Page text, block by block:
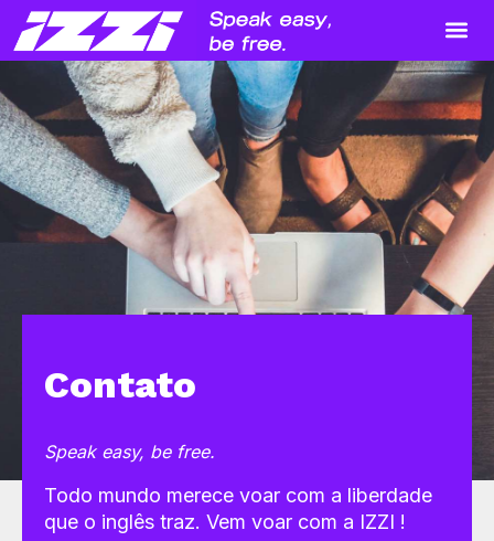
Contato
Speak easy, be free.
Todo mundo merece voar com a liberdade
que o inglês traz. Vem voar com a IZZI !